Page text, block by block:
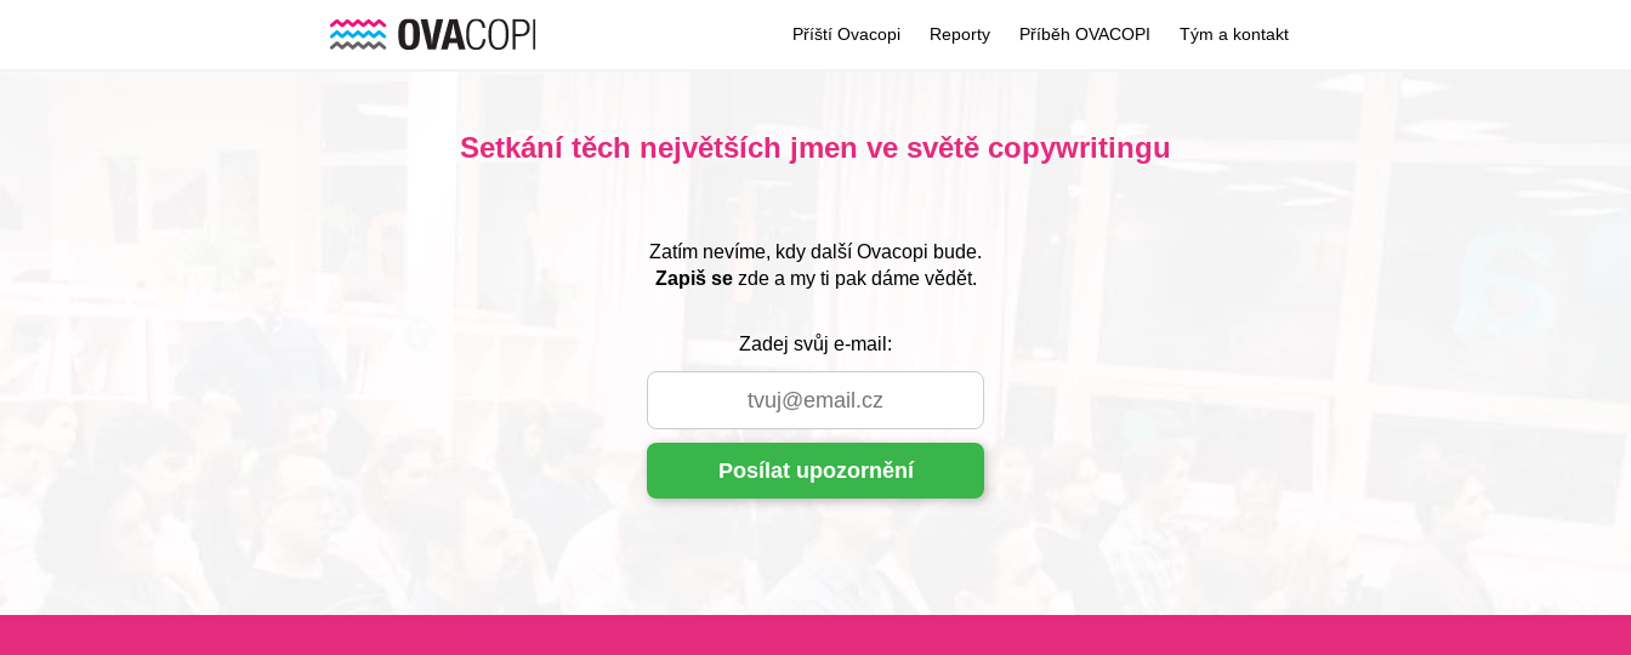
Příští Ovacopi Reporty Příběh OVACOPI Tým a kontakt
Setkání těch největších jmen ve světě copywritingu
Zatím nevíme, kdy další Ovacopi bude.
Zapiš sezde a my ti pak dáme vědět.
Zadej svůj e-mail: